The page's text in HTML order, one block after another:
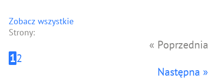
Zobacz wszystkie
Strony:
« Poprzednia
12
Następna »